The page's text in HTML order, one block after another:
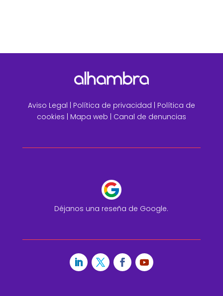
Aviso Legal Política de privacidad | Política de
cookies | Mapa web Canal de denuncias
Déjanos una reseña de Google.